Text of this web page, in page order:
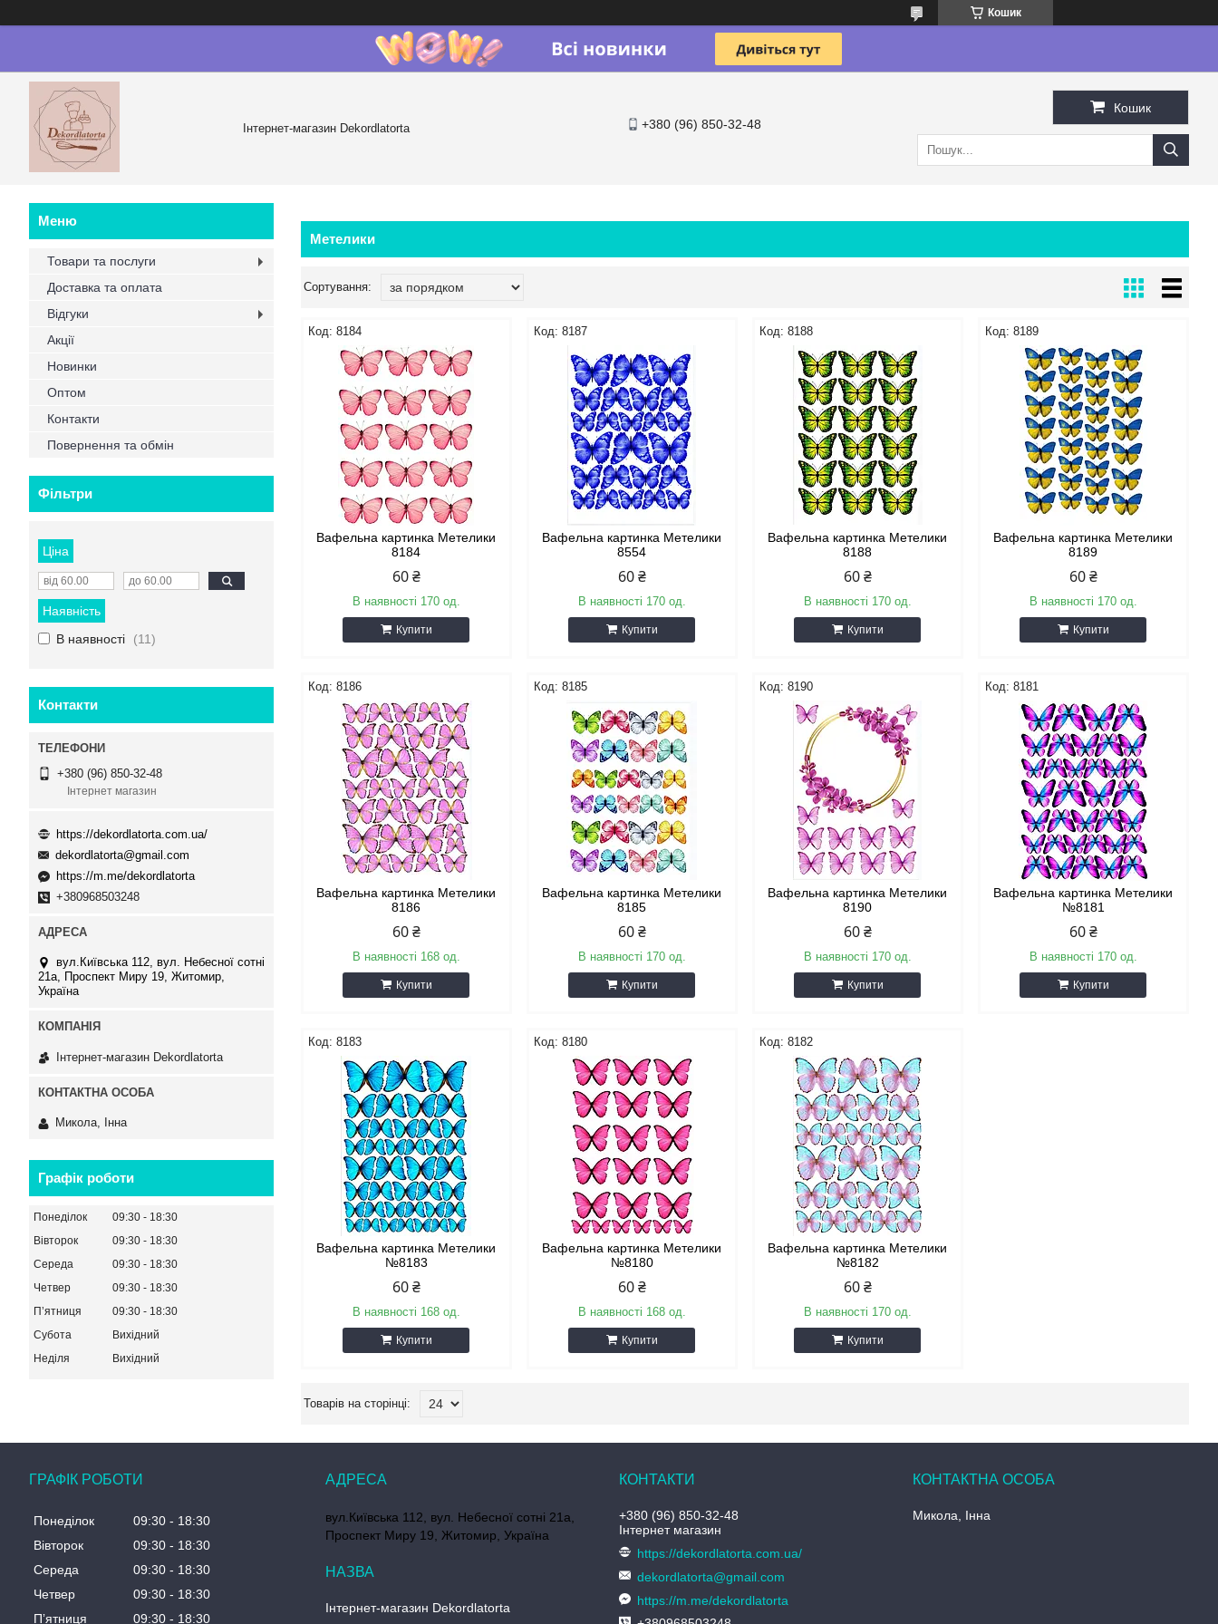
Кошик
Інтернет-магазин Dekordlatorta +380 (96) 850-32-48
Кошик
Метелики
8184
Вафельна картинка Метелики
8184
60 ₴
В наявності 170 од.
Купити
8187
Вафельна картинка Метелики
8554
60 ₴
В наявності 170 од.
Купити
8188
Вафельна картинка Метелики
8188
60 ₴
В наявності 170 од.
Купити
8189
Вафельна картинка Метелики
8189
60 ₴
В наявності 170 од.
Купити
8186
Вафельна картинка Метелики
8186
60 ₴
В наявності 168 од.
Купити
8185
Вафельна картинка Метелики
8185
60 ₴
В наявності 170 од.
Купити
8190
Вафельна картинка Метелики
8190
60 ₴
В наявності 170 од.
Купити
8181
Вафельна картинка Метелики
№8181
60 ₴
В наявності 170 од.
Купити
8183
Вафельна картинка Метелики
№8183
60 ₴
В наявності 168 од.
Купити
8180
Вафельна картинка Метелики
№8180
60 ₴
В наявності 168 од.
Купити
8182
Вафельна картинка Метелики
№8182
60 ₴
В наявності 170 од.
Купити
Товари та послуги
Доставка та оплата
Відгуки
Акції
Новинки
Оптом
Контакти
Повернення та обмін
Фільтри
Ціна
Наявність
В наявності
11
Контакти
+380 (96) 850-32-48
Інтернет магазин
https://dekordlatorta.com.ua/
dekordlatorta@gmail.com
https://m.me/dekordlatorta
+380968503248
вул.Київська 112, вул. Небесної сотні
21а, Проспект Миру 19, Житомир,
Україна
Інтернет-магазин Dekordlatorta
Микола, Інна
Графік роботи
Понеділок 09:30
18:30
Вівторок
09:30
18:30
Середа
09:30
18:30
Четвер
09:30
18:30
Пʼятниця
09:30
18:30
Субота
Вихідний
Неділя
Вихідний
ГРАФІК РОБОТИ
Понеділок 09:30
18:30
Вівторок
09:30
18:30
Середа
09:30
18:30
Четвер
09:30
18:30
Пʼятниця
09:30 18:30
вул.Київська 112, вул. Небесної сотні 21а,
Проспект Миру 19, Житомир, Україна
Інтернет-магазин Dekordlatorta
+380 (96) 850-32-48
Інтернет магазин
https://dekordlatorta.com.ua/
dekordlatorta@gmail.com
https://m.me/dekordlatorta
Микола, Інна